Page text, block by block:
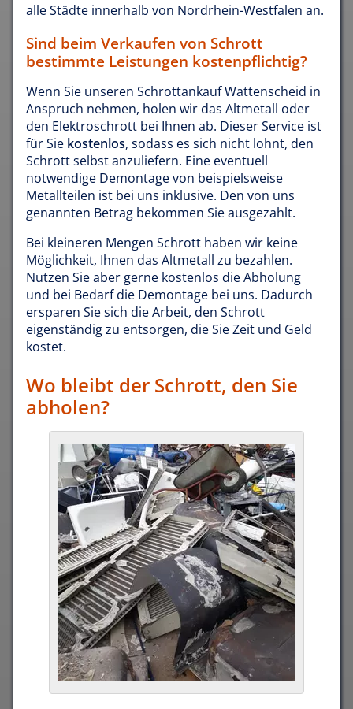
alle Städte innerhalb von Nordrhein-Westfalen an.
Sind beim Verkaufen von Schrott
bestimmte Leistungen kostenpflichtig?
Wenn Sie unseren Schrottankauf Wattenscheid in
Anspruch nehmen, holen wir das Altmetall oder
den Elektroschrott bei Ihnen ab. Dieser Service ist
für Sie kostenlos, sodass es sich nicht lohnt, den
Schrott selbst anzuliefern. Eine eventuell
notwendige Demontage von beispielsweise
Metallteilen ist bei uns inklusive. Den von uns
genannten Betrag bekommen Sie ausgezahlt.
Bei kleineren Mengen Schrott haben wir keine
Möglichkeit, Ihnen das Altmetall zu bezahlen.
Nutzen Sie aber gerne kostenlos die Abholung
und bei Bedarf die Demontage bei uns. Dadurch
ersparen Sie sich die Arbeit, den Schrott
eigenständig zu entsorgen, die Sie Zeit und Geld
kostet.
Wo bleibt der Schrott, den Sie
abholen?